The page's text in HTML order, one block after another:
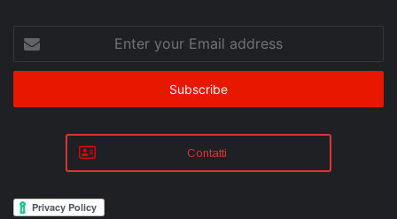
your
Email
Contatti